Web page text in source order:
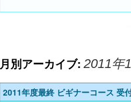
月別アーカイブ: 2011年
2011年度最終 ビギナーコース